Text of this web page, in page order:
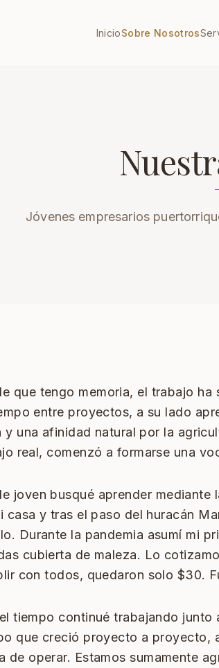
InicioSobre Nosotros
Jóvenes empresarios
que tengo memoria, el trabajo
entre proyectos, a su lado
y una afinidad natural por la
real, comenzó a formarse una
joven busqué aprender
casa y tras el paso del huracán
Durante la pandemia asumí mi
cubierta de maleza. Lo
con todos, quedaron solo $30.
tiempo continué trabajando
que creció proyecto a proyecto,
de operar. Estamos sumamente